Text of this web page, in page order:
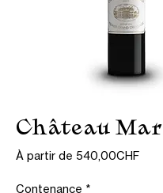
Château
À partir de 540,00CHFPrix
Contenance *